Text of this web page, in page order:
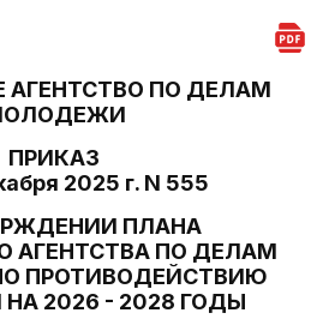
АГЕНТСТВО ПО ДЕЛАМ
ПРИКАЗ
2025 г. N 555
ПЛАНА
АГЕНТСТВА ПО ДЕЛАМ
ПРОТИВОДЕЙСТВИЮ
2026 - 2028 ГОДЫ